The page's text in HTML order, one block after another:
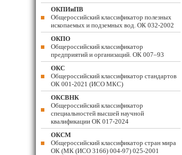
ОКПИиПВ
Общероссийский классификатор полезных
ископаемых и подземных вод. ОК 032-2002
ОКПО
Общероссийский классификатор
предприятий и организаций. ОК 007–93
ОКС
Общероссийский классификатор стандартов
ОК 001-2021 (ИСО МКС)
ОКСВНК
Общероссийский классификатор
специальностей высшей научной
квалификации ОК 017-2024
ОКСМ
Общероссийский классификатор стран мира
ОК (МК (ИСО 3166) 004-97) 025-2001